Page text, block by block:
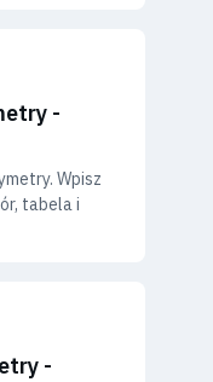
-
Wpisz
tabela i
-